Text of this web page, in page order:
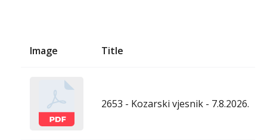
Image Title
2653 - Kozarski vjesnik - 7.8.2026.